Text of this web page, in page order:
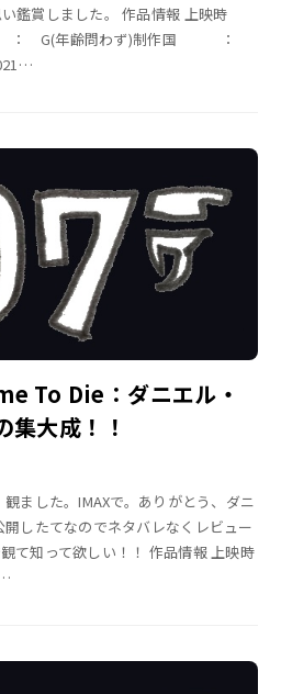
鑑賞しました。 作品情報 上映時
年齢問わず)制作国 ：
…
To Die：ダニエル・
集大成！！
ました。IMAXで。ありがとう、ダニ
したてなのでネタバレなくレビュー
て知って欲しい！！ 作品情報 上映時